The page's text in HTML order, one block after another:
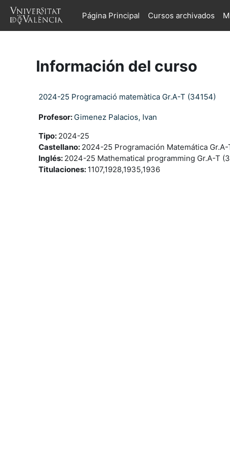
Salta al contenido principal
Página Principal
Cursos archivados
Información del curso
2024-25 Programació matemàtica Gr.A-T (34154)
Profesor: Gimenez Palacios, Ivan
Tipo: 2024-25
Castellano: 2024-25 Programación Matemática
Inglés: 2024-25 Mathematical programming Gr.A-T
Titulaciones: 1107,1928,1935,1936